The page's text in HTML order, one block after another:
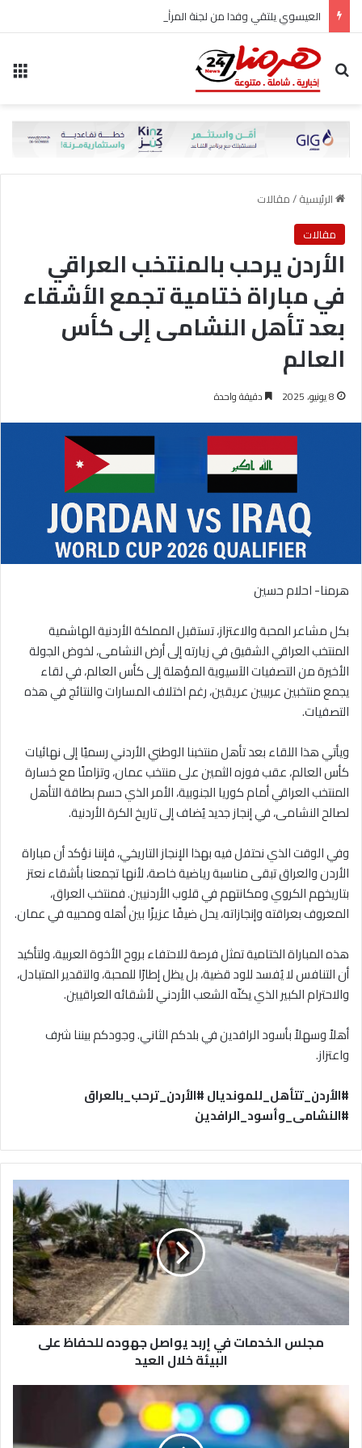
بحث عن
الرئيسية/مقالات
مقالات
الأردن يرحب بالمنتخب العراقي
في مباراة ختامية تجمع الأشقاء
بعد تأهل النشامى إلى كأس
العالم
8 يونيو، 2025 دقيقة واحدة
هرمنا- احلام حسين
بكل مشاعر المحبة والاعتزاز، تستقبل المملكة الأردنية الهاشمية
المنتخب العراقي الشقيق في زيارته إلى أرض النشامى، لخوض الجولة
الأخيرة من التصفيات الآسيوية المؤهلة إلى كأس العالم، في لقاء
يجمع منتخبين عربيين عريقين، رغم اختلاف المسارات والنتائج في هذه
التصفيات.
ويأتي هذا اللقاء بعد تأهل منتخبنا الوطني الأردني رسميًا إلى نهائيات
كأس العالم، عقب فوزه الثمين على منتخب عمان، وتزامنًا مع خسارة
المنتخب العراقي أمام كوريا الجنوبية، الأمر الذي حسم بطاقة التأهل
لصالح النشامى، في إنجاز جديد يُضاف إلى تاريخ الكرة الأردنية.
وفي الوقت الذي نحتفل فيه بهذا الإنجاز التاريخي، فإننا نؤكد أن مباراة
الأردن والعراق تبقى مناسبة رياضية خاصة، لأنها تجمعنا بأشقاء نعتز
بتاريخهم الكروي ومكانتهم في قلوب الأردنيين. فمنتخب العراق،
المعروف بعراقته وإنجازاته، يحل ضيفًا عزيزًا بين أهله ومحبيه في عمان.
هذه المباراة الختامية تمثل فرصة للاحتفاء بروح الأخوة العربية، ولتأكيد
أن التنافس لا يُفسد للود قضية، بل يظل إطارًا للمحبة، والتقدير المتبادل،
والاحترام الكبير الذي يكنّه الشعب الأردني لأشقائه العراقيين.
أهلاً وسهلاً بأسود الرافدين في بلدكم الثاني. وجودكم بيننا شرف
واعتزاز.
#الأردن_تتأهل_للمونديال #الأردن_ترحب_بالعراق
#النشامى_وأسود_الرافدين
س
ا
ل
خ
م
ي
إ
ر
ب
مجلس الخدمات في إربد يواصل جهوده للحفاظ على
البيئة خلال العيد
ق
ت